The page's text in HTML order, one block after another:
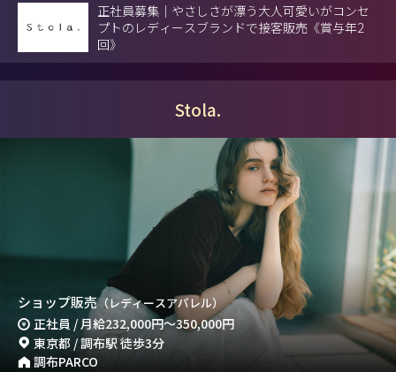
正社員募集｜やさしさが漂う大人可愛いがコンセ
プトのレディースブランドで接客販売《賞与年2
回》
Stola.
ショップ販売（レディースアパレル）
正社員 / 月給232,000円～350,000円
東京都 / 調布駅 徒歩3分
調布PARCO